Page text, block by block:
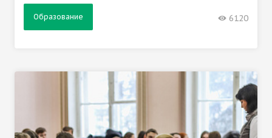
Образование 6120